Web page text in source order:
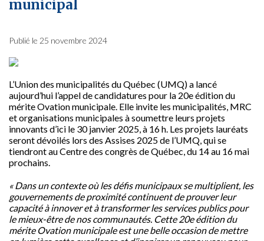
municipal
Publié le 25 novembre 2024
L’Union des municipalités du Québec (UMQ) a lancé
aujourd’hui l’appel de candidatures pour la 20eédition du
mérite Ovation municipale. Elle invite les municipalités, MRC
et organisations municipales à soumettre leurs projets
innovants d’ici le 30 janvier 2025, à 16 h. Les projets lauréats
seront dévoilés lors des Assises 2025 de l’UMQ, qui se
tiendront au Centre des congrès de Québec, du 14 au 16 mai
prochains.
« Dans un contexte où les défis municipaux se multiplient, les
gouvernements de proximité continuent de prouver leur
capacité à innover et à transformer les services publics pour
le mieux-être de nos communautés. Cette 20e édition du
mérite Ovation municipale est une belle occasion de mettre